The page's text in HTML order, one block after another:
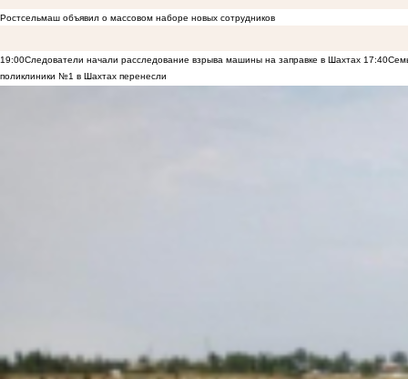
Ростсельмаш объявил о массовом наборе новых сотрудников
19:00Следователи начали расследование взрыва машины на заправке в Шахтах 17:40
поликлиники №1 в Шахтах перенесли